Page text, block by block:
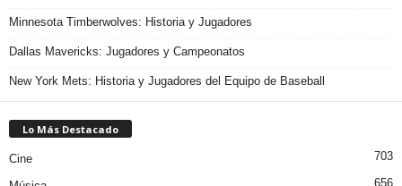
Minnesota Timberwolves: Historia y Jugadores
Dallas Mavericks: Jugadores y Campeonatos
New York Mets: Historia y Jugadores del Equipo de Baseball
Lo Más Destacado
Cine 703
656